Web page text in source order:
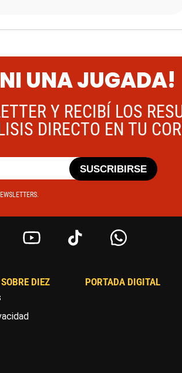
NI UNA JUGADA!
Y RECIBÍ LOS
DIRECTO EN TU
SUSCRIBIRSE
DIEZ
PORTADA DIGITAL